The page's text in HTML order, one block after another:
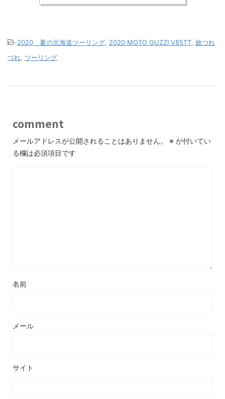
-2020 夏の北海道ツーリング 2020 MOTO GUZZI V85TT 旅つれ
づれ ツーリング
comment
メールアドレスが公開されることはありません。 ※ が付いてい
る欄は必須項目です
名前
メール
サイト